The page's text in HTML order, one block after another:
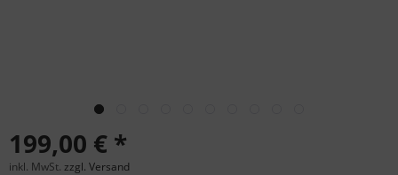
199,00 € *
inkl. MwSt. zzgl. Versand